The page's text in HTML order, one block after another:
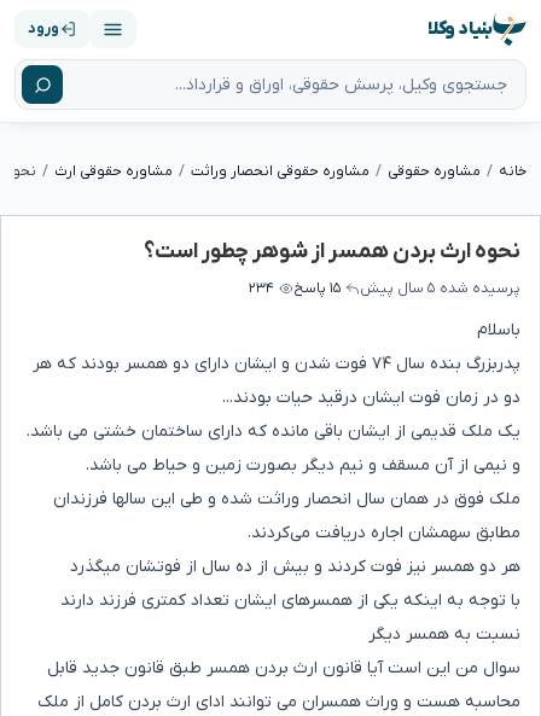
بنیاد وکلا ورود
خانه مشاوره حقوقی مشاوره حقوقی انحصار وراثت مشاوره حقوقی ارث
نحوه ارث بردن همسر از شوهر چطور است؟
پرسیده شده ۵ سال پیش ۱۵ پاسخ ۲۳۴
باسلام
پدربزرگ بنده سال ۷۴ فوت شدن و ایشان دارای دو همسر بودند که هر
دو در زمان فوت ایشان درقید حیات بودند...
یک ملک قدیمی از ایشان باقی مانده که دارای ساختمان خشتی می باشد.
و نیمی از آن مسقف و نیم دیگر بصورت زمین و حیاط می باشد.
ملک فوق در همان سال انحصار وراثت شده و طی این سالها فرزندان
مطابق سهمشان اجاره دریافت می‌کردند.
هر دو همسر نیز فوت کردند و بیش از ده سال از فوتشان میگذرد
با توجه به اینکه یکی از همسرهای ایشان تعداد کمتری فرزند دارند
نسبت به همسر دیگر
سوال من این است آیا قانون ارث بردن همسر طبق قانون جدید قابل
محاسبه هست و وراث همسران می توانند ادای ارث بردن کامل از ملک